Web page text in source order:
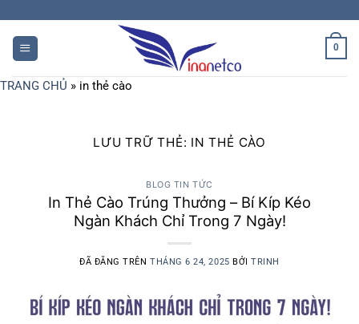
0
TRANG CHỦ » in thẻ cào
LƯU TRỮ THẺ: IN THẺ CÀO
BLOG TIN TỨC
In Thẻ Cào Trúng Thưởng – Bí Kíp Kéo
Ngàn Khách Chỉ Trong 7 Ngày!
ĐÃ ĐĂNG TRÊN THÁNG 6 24, 2025 BỞITRINH